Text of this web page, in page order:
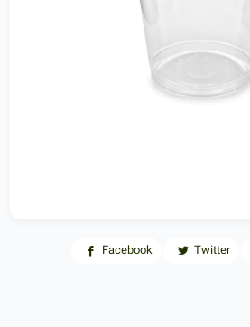
Facebook Twitter